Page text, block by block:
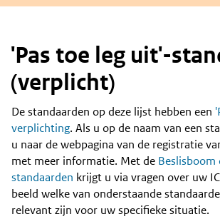
'Pas toe leg uit'-
(verplicht)
Content
De standaarden op deze lijst hebben een
verplichting. Als u op de naam van een
u naar de webpagina van de registratie
met meer informatie. Met de Beslisboom
standaarden krijgt u via vragen over uw
beeld welke van onderstaande
relevant zijn voor uw specifieke situatie.